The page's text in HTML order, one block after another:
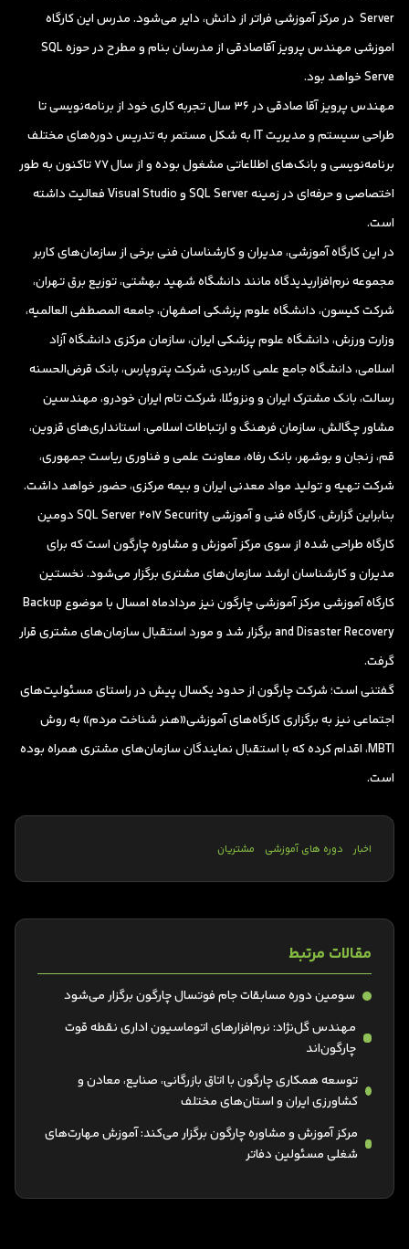
Server در مرکز آموزشی فراتر از دانش، دایر می‌شود. مدرس این کارگاه
اموزشی مهندس پرویز آقاصادقی از مدرسان بنام و مطرح در حوزه SQL
Serve خواهد بود.
مهندس پرویز آقا صادقی در 36 سال تجربه کاری خود از برنامه‌نویسی تا
طراحی سیستم و مدیریت IT به شکل مستمر به تدریس دوره‌های مختلف
برنامه‌نویسی و بانک‌های اطلاعاتی مشغول بوده و از سال 77 تاکنون به طور
اختصاصی و حرفه‌ای در زمینه SQL Server و Visual Studio فعالیت داشته
است.
در این کارگاه آموزشی، مدیران و کارشناسان فنی برخی از سازمان‌های کاربر
مجموعه نرم‌افزاریدیدگاه مانند دانشگاه شهید بهشتی، توزیع برق تهران،
شرکت کیسون، دانشگاه علوم پزشکی اصفهان، جامعه المصطفی العالمیه،
وزارت ورزش، دانشگاه علوم پزشکی ایران، سازمان مرکزی دانشگاه آزاد
اسلامی، دانشگاه جامع علمی کاربردی، شرکت پتروپارس، بانک قرض‌الحسنه
رسالت، بانک مشترک ایران و ونزوئلا، شرکت تام ایران خودرو، مهندسین
مشاور چگالش، سازمان فرهنگ و ارتباطات اسلامی، استانداری‌های قزوین،
قم، زنجان و بوشهر، بانک رفاه، معاونت علمی و فناوری ریاست جمهوری،
شرکت تهیه و تولید مواد معدنی ایران و بیمه مرکزی، حضور خواهد داشت.
بنابراین گزارش، کارگاه فنی و آموزشی SQL Server 2017 Security دومین
کارگاه طراحی شده از سوی مرکز آموزش و مشاوره چارگون است که برای
مدیران و کارشناسان ارشد سازمان‌های مشتری برگزار می‌شود. نخستین
کارگاه آموزشی مرکز آموزشی چارگون نیز مردادماه امسال با موضوع Backup
and Disaster Recovery برگزار شد و مورد استقبال سازمان‌های مشتری قرار
گرفت.
گفتنی است؛ شرکت چارگون از حدود یکسال پیش در راستای مسئولیت‌های
اجتماعی نیز به برگزاری کارگاه‌های آموزشی«هنر شناخت مردم» به روش
MBTI، اقدام کرده که با استقبال نمایندگان سازمان‌های مشتری همراه بوده
است.
اخبار دوره های آموزشی مشتریان
مقالات مرتبط
سومین دوره مسابقات جام فوتسال چارگون برگزار می‌شود
مهندس گل‌نژاد: نرم‌افزارهای اتوماسیون اداری نقطه قوت
چارگون‌اند
توسعه همکاری چارگون با اتاق بازرگانی، صنایع، معادن و
کشاورزی ایران و استان‌های مختلف
مرکز آموزش و مشاوره چارگون برگزار می‌کند: آموزش مهارت‌های
شغلی مسئولین دفاتر